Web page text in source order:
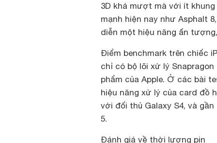
3D khá mượt mà với ít
mạnh hiện nay như Asphalt
diễn một hiệu năng ấn
Điểm benchmark trên chiếc
chỉ có bộ lõi xử lý
phẩm của Apple. Ở các bài
hiệu năng xử lý của card đồ
với đối thủ Galaxy S4, và
5.
Đánh giá về thời lượng pin